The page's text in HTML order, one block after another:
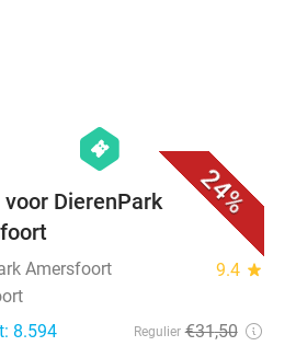
24%
hexagon
events
voor DierenPark
Amersfoort 9.4 star
8.594
Regulier €31,50